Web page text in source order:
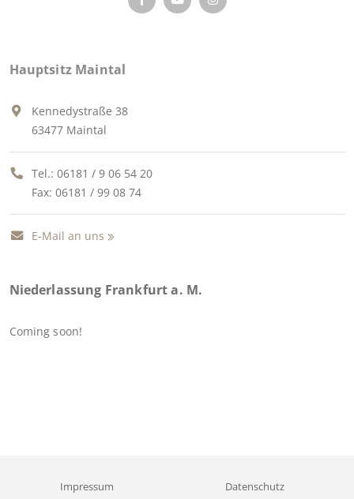
Hauptsitz Maintal
Kennedystraße 38
63477 Maintal
Tel.: 06181 / 9 06 54 20
Fax: 06181 / 99 08 74
E-Mail an uns
Niederlassung Frankfurt a. M.
Coming soon!
Impressum Datenschutz